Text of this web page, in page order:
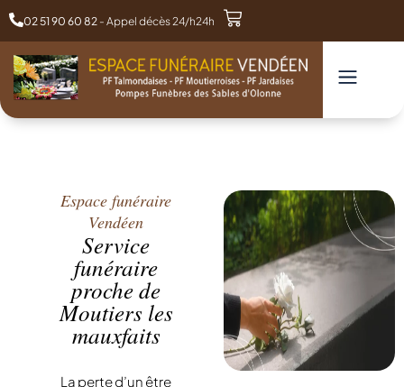
02 51 90 60 82 - Appel décès 24/h24h
Espace funéraire
Vendéen
Service
funéraire
proche de
Moutiers les
mauxfaits
La perte d’un être